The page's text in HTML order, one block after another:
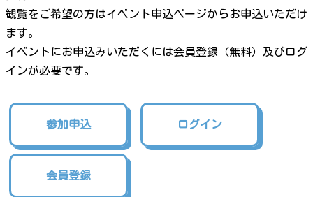
観覧をご希望の方はイベント申込ページからお申込いただけ
ます。
イベントにお申込みいただくには会員登録（無料）及びログ
インが必要です。
参加申込 ログイン
会員登録